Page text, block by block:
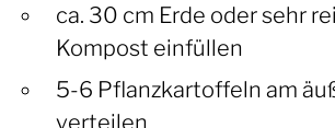
ca. 30 cm Erde oder sehr
Kompost einfüllen
5-6 Pflanzkartoffeln am
verteilen